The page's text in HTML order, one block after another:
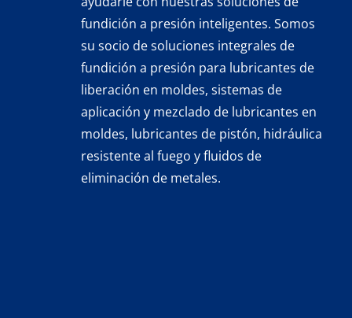
fundición a presión inteligentes. Somos
su socio de soluciones integrales de
fundición a presión para lubricantes de
liberación en moldes, sistemas de
aplicación y mezclado de lubricantes en
moldes, lubricantes de pistón, hidráulica
resistente al fuego y fluidos de
eliminación de metales.